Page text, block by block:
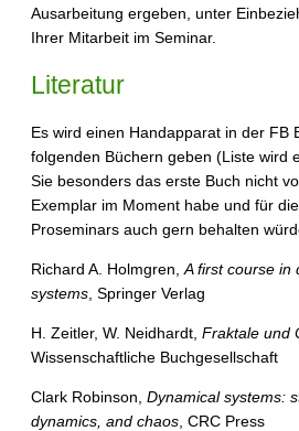
Ausarbeitung ergeben, unter
Ihrer Mitarbeit im Seminar.
Literatur
Es wird einen Handapparat in der FB
folgenden Büchern geben (Liste wird
Sie besonders das erste Buch nicht
Exemplar im Moment habe und für
Proseminars auch gern behalten
Richard A. Holmgren, A first course in
systems , Springer Verlag
H. Zeitler, W. Neidhardt, Fraktale und
Wissenschaftliche Buchgesellschaft
Clark Robinson, Dynamical systems:
dynamics, and chaos , CRC Press